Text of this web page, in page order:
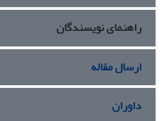
مرکزی مسأله عقلانیت
ابزاری» و ضعف رابطۀ «من- تو»
راهنمای نویسندگان
ارسال مقاله
داوران